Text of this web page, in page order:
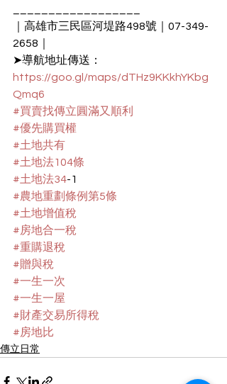
｜高雄市三民區河堤路498號｜07-349-
2658｜
➤導航地址傳送：
https://goo.gl/maps/dTHz9KKkhYKbg
Qmq6
#買賣找傳立圓滿又順利
#優先購買權
#土地共有
#土地法104條
#土地法34-1
#農地重劃條例第5條
#土地增值稅
#房地合一稅
#重購退稅
#贈與稅
#一生一次
#一生一屋
#財產交易所得稅
#房地比
傳立日常